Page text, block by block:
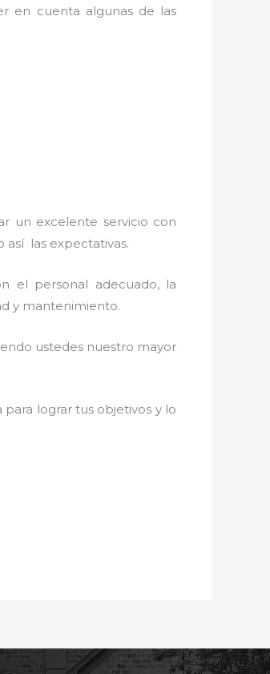
en cuenta algunas de las
un excelente servicio con
así las expectativas.
el personal adecuado, la
y mantenimiento.
ustedes nuestro mayor
lograr tus objetivos y lo